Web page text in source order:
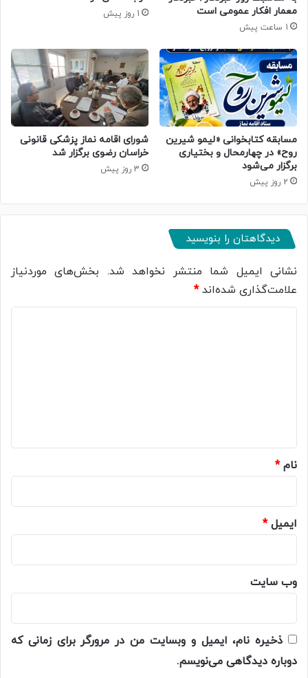
معمار افکار عمومی است
1 ساعت پیش
1 روز پیش
مسابقه کتابخوانی «لیمو شیرین
روح» در چهارمحال و بختیاری
برگزار می‌شود
2 روز پیش
شورای اقامه نماز پزشکی قانونی
خراسان رضوی برگزار شد
3 روز پیش
دیدگاهتان را بنویسید
نشانی ایمیل شما منتشر نخواهد شد. بخش‌های موردنیاز
علامت‌گذاری شده‌اند*
نام*
ایمیل*
وب‌ سایت
ذخیره نام، ایمیل و وبسایت من در مرورگر برای زمانی که
دوباره دیدگاهی می‌نویسم.